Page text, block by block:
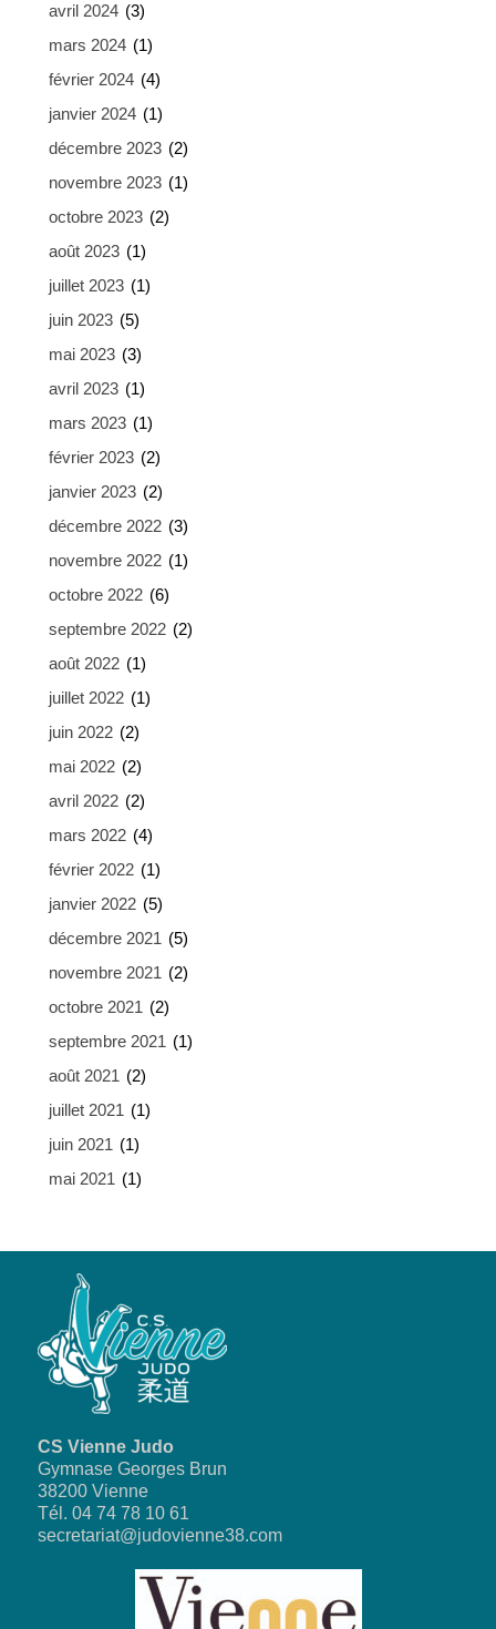
avril 2024 (3)
mars 2024 (1)
février 2024 (4)
janvier 2024 (1)
décembre 2023 (2)
novembre 2023 (1)
octobre 2023 (2)
août 2023 (1)
juillet 2023 (1)
juin 2023 (5)
mai 2023 (3)
avril 2023 (1)
mars 2023 (1)
février 2023 (2)
janvier 2023 (2)
décembre 2022 (3)
novembre 2022 (1)
octobre 2022 (6)
septembre 2022 (2)
août 2022 (1)
juillet 2022 (1)
juin 2022 (2)
mai 2022 (2)
avril 2022 (2)
mars 2022 (4)
février 2022 (1)
janvier 2022 (5)
décembre 2021 (5)
novembre 2021 (2)
octobre 2021 (2)
septembre 2021 (1)
août 2021 (2)
juillet 2021 (1)
juin 2021 (1)
mai 2021 (1)
CS Vienne Judo
Gymnase Georges Brun
38200 Vienne
Tél. 04 74 78 10 61
secretariat@judovienne38.com